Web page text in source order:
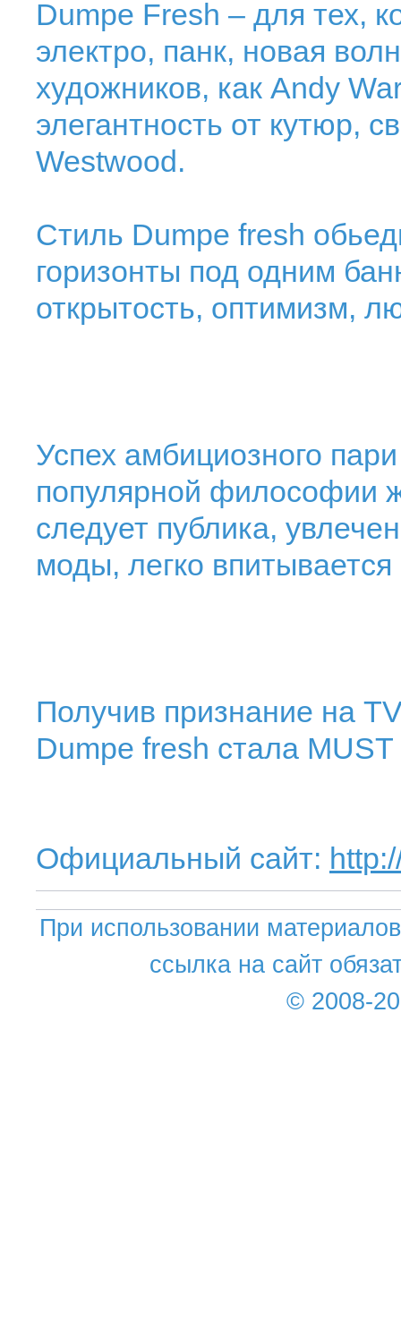
Dumpe Fresh – для тех,
электро, панк, новая
художников, как Andy
элегантность от кутюр,
Westwood.
Стиль Dumpe fresh
горизонты под одним
открытость, оптимизм,
Успех амбициозного
популярной философии
следует публика,
моды, легко
Получив признание на
Dumpe fresh стала MUST
Официальный сайт:
При использовании
ссылка на сайт
© 2008-